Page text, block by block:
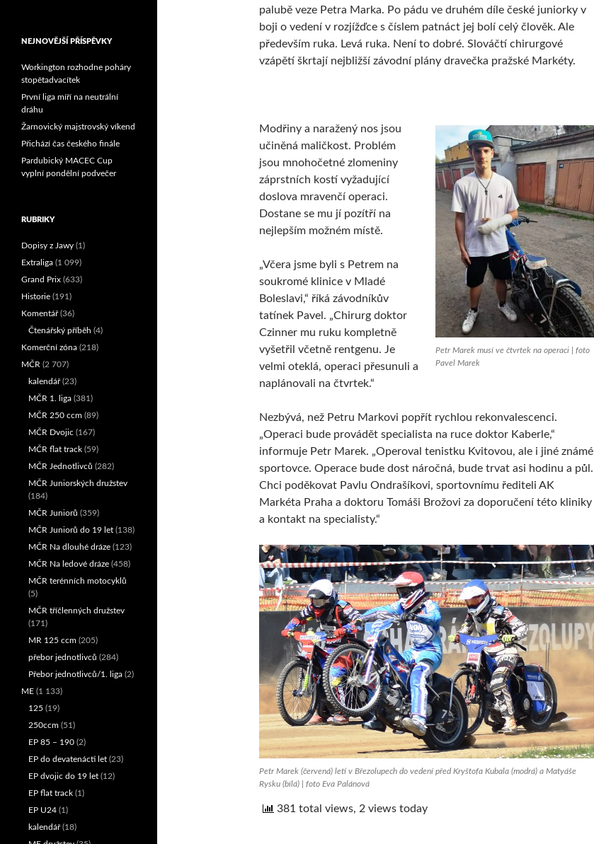
palubě veze Petra Marka. Po pádu ve druhém díle české juniorky v
boji o vedení v rozjížďce s číslem patnáct jej bolí celý člověk. Ale
především ruka. Levá ruka. Není to dobré. Slováčtí chirurgové
vzápětí škrtají nejbližší závodní plány dravečka pražské Markéty.
Petr Marek musí ve čtvrtek na operaci | foto
Pavel Marek
Modřiny a naražený nos jsou
učiněná maličkost. Problém
jsou mnohočetné zlomeniny
záprstních kostí vyžadující
doslova mravenčí operaci.
Dostane se mu jí pozítří na
nejlepším možném místě.
„Včera jsme byli s Petrem na
soukromé klinice v Mladé
Boleslavi,“ říká závodníkův
tatínek Pavel. „Chirurg doktor
Czinner mu ruku kompletně
vyšetřil včetně rentgenu. Je
velmi oteklá, operaci přesunuli a
naplánovali na čtvrtek.“
Nezbývá, než Petru Markovi popřít rychlou rekonvalescenci.
„Operaci bude provádět specialista na ruce doktor Kaberle,“
informuje Petr Marek. „Operoval tenistku Kvitovou, ale i jiné známé
sportovce. Operace bude dost náročná, bude trvat asi hodinu a půl.
Chci poděkovat Pavlu Ondrašíkovi, sportovnímu řediteli AK
Markéta Praha a doktoru Tomáši Brožovi za doporučení této kliniky
a kontakt na specialisty.“
Petr Marek (červená) letí v Březolupech do vedení před Kryštofa Kubala (modrá) a Matyáše
Rysku (bílá) | foto Eva Palánová
381 total views, 2 views today
NEJNOVĚJŠÍ PŘÍSPĚVKY
Workington rozhodne poháry
stopětadvacítek
První liga míří na neutrální
dráhu
Žarnovický majstrovský víkend
Přichází čas českého finále
Pardubický MACEC Cup
vyplní pondělní podvečer
RUBRIKY
Dopisy z Jawy (1)
Extraliga (1 099)
Grand Prix (633)
Historie (191)
Komentář(36)
Čtenářský příběh (4)
Komerční zóna (218)
MČR (2 707)
kalendář(23)
MČR 1. liga (381)
MČR 250 ccm (89)
MČR Dvojic (167)
MČR flat track (59)
MČR Jednotlivců (282)
MČR Juniorských družstev
(184)
MČR Juniorů (359)
MČR Juniorů do 19 let (138)
MČR Na dlouhé dráze (123)
MČR Na ledové dráze (458)
MČR terénních motocyklů
(5)
MČR tříčlenných družstev
(171)
MR 125 ccm (205)
přebor jednotlivců (284)
Přebor jednotlivců/1. liga (2)
ME (1 133)
125 (19)
250ccm (51)
EP 85 – 190 (2)
EP do devatenácti let (23)
EP dvojic do 19 let (12)
EP flat track (1)
EP U24 (1)
kalendář(18)